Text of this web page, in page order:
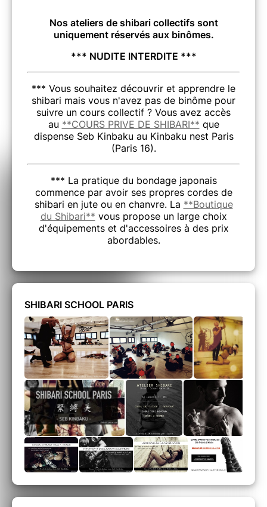
Nos ateliers de shibari collectifs sont
uniquement réservés aux binômes.
*** NUDITE INTERDITE ***
*** Vous souhaitez découvrir et apprendre le
shibari mais vous n'avez pas de binôme pour
suivre un cours collectif ? Vous avez accès
au **COURS PRIVE DE SHIBARI** que
dispense Seb Kinbaku au Kinbaku nest Paris
(Paris 16).
*** La pratique du bondage japonais
commence par avoir ses propres cordes de
shibari en jute ou en chanvre. La **Boutique
du Shibari** vous propose un large choix
d'équipements et d'accessoires à des prix
abordables.
SHIBARI SCHOOL PARIS